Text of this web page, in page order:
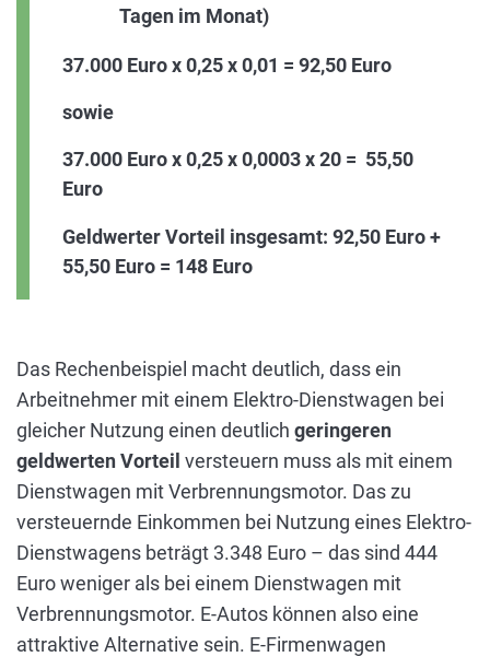
Tagen im Monat)
37.000 Euro x 0,25 x 0,01 = 92,50 Euro
sowie
37.000 Euro x 0,25 x 0,0003 x 20 = 55,50
Euro
Geldwerter Vorteil insgesamt: 92,50 Euro +
55,50 Euro = 148 Euro
Das Rechenbeispiel macht deutlich, dass ein
Arbeitnehmer mit einem Elektro-Dienstwagen bei
gleicher Nutzung einen deutlich geringeren
geldwerten Vorteil versteuern muss als mit einem
Dienstwagen mit Verbrennungsmotor. Das zu
versteuernde Einkommen bei Nutzung eines Elektro-
Dienstwagens beträgt 3.348 Euro – das sind 444
Euro weniger als bei einem Dienstwagen mit
Verbrennungsmotor. E-Autos können also eine
attraktive Alternative sein. E-Firmenwagen